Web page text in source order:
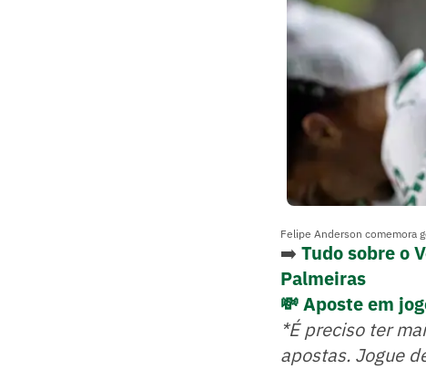
Felipe Anderson comemora
➡️ Tudo sobre o
Palmeiras
💸 Aposte em
*É preciso ter
apostas. Jogue